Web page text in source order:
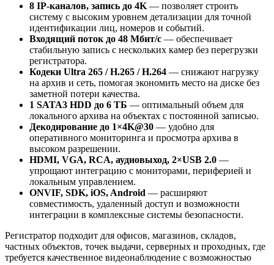
8 IP-каналов, запись до 4K — позволяет строить
систему с высоким уровнем детализации для точной
идентификации лиц, номеров и событий.
Входящий поток до 48 Мбит/с — обеспечивает
стабильную запись с нескольких камер без перегрузки
регистратора.
Кодеки Ultra 265 / H.265 / H.264 — снижают нагрузку
на архив и сеть, помогая экономить место на диске без
заметной потери качества.
1 SATA3 HDD до 6 ТБ — оптимальный объем для
локального архива на объектах с постоянной записью.
Декодирование до 1×4K@30 — удобно для
оперативного мониторинга и просмотра архива в
высоком разрешении.
HDMI, VGA, RCA, аудиовыход, 2×USB 2.0 —
упрощают интеграцию с мониторами, периферией и
локальным управлением.
ONVIF, SDK, iOS, Android — расширяют
совместимость, удаленный доступ и возможности
интеграции в комплексные системы безопасности.
Регистратор подходит для офисов, магазинов, складов,
частных объектов, точек выдачи, серверных и проходных, где
требуется качественное видеонаблюдение с возможностью